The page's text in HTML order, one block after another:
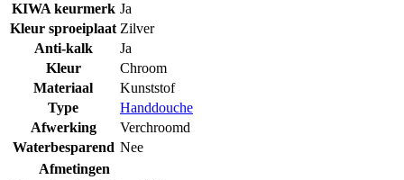
KIWA keurmerk Ja
Kleur sproeiplaat Zilver
Anti-kalk
Ja
Kleur
Chroom
Materiaal
Kunststof
Type
Handdouche
Afwerking
Verchroomd
Waterbesparend Nee
Afmetingen